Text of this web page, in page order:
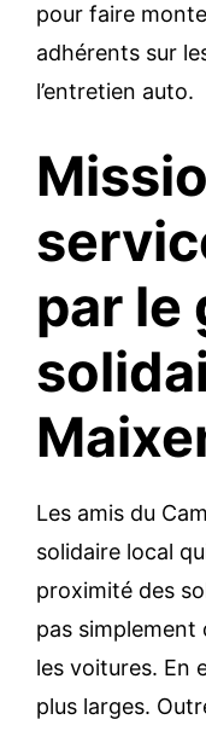
pour faire
adhérents sur
l’entretien auto.
par le
Les amis du
solidaire local
proximité des
pas simplement
les voitures. En
plus larges.